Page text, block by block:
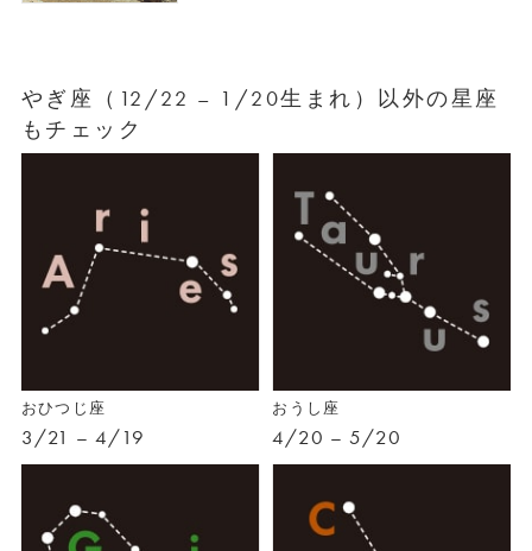
やぎ座（12/22 – 1/20生まれ）以外の星座
もチェック
おひつじ座
3/21 – 4/19
おうし座
4/20 – 5/20